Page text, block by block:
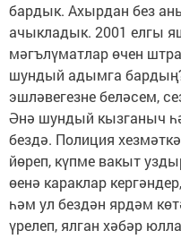
бардык. Ахырдан без
ачыкладык. 2001 елгы
мәгълүматлар өчен
шундый адымга
эшләвегезне беләсем,
Әнә шундый кызганыч
бездә. Полиция
йөреп, күпме вакыт
өенә караклар
һәм ул бездән ярдәм
үрелеп, ялган хәбәр